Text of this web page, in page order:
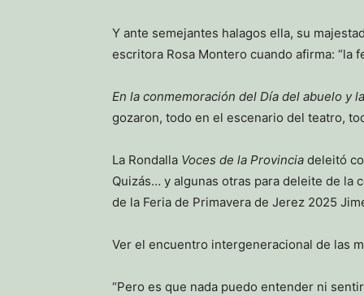
Y ante semejantes halagos ella, su
escritora Rosa Montero cuando afirma: “la
En la conmemoración del Día del abuelo y
gozaron, todo en el escenario del teatro,
La Rondalla Voces de la Provincia deleitó
Quizás… y algunas otras para deleite de la
de la Feria de Primavera de Jerez 2025
Ver el encuentro intergeneracional de las
“Pero es que nada puedo entender ni